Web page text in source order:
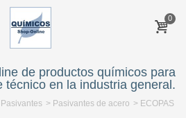
0
de productos químicos para
técnico en la industria general.
Pasivantes > Pasivantes de acero > ECOPAS